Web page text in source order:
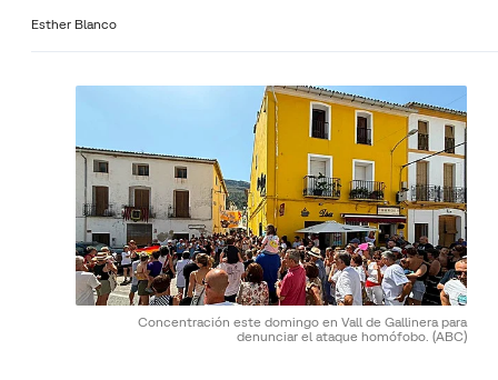
Esther Blanco
Concentración este domingo en Vall de Gallinera para
denunciar el ataque homófobo. (ABC)